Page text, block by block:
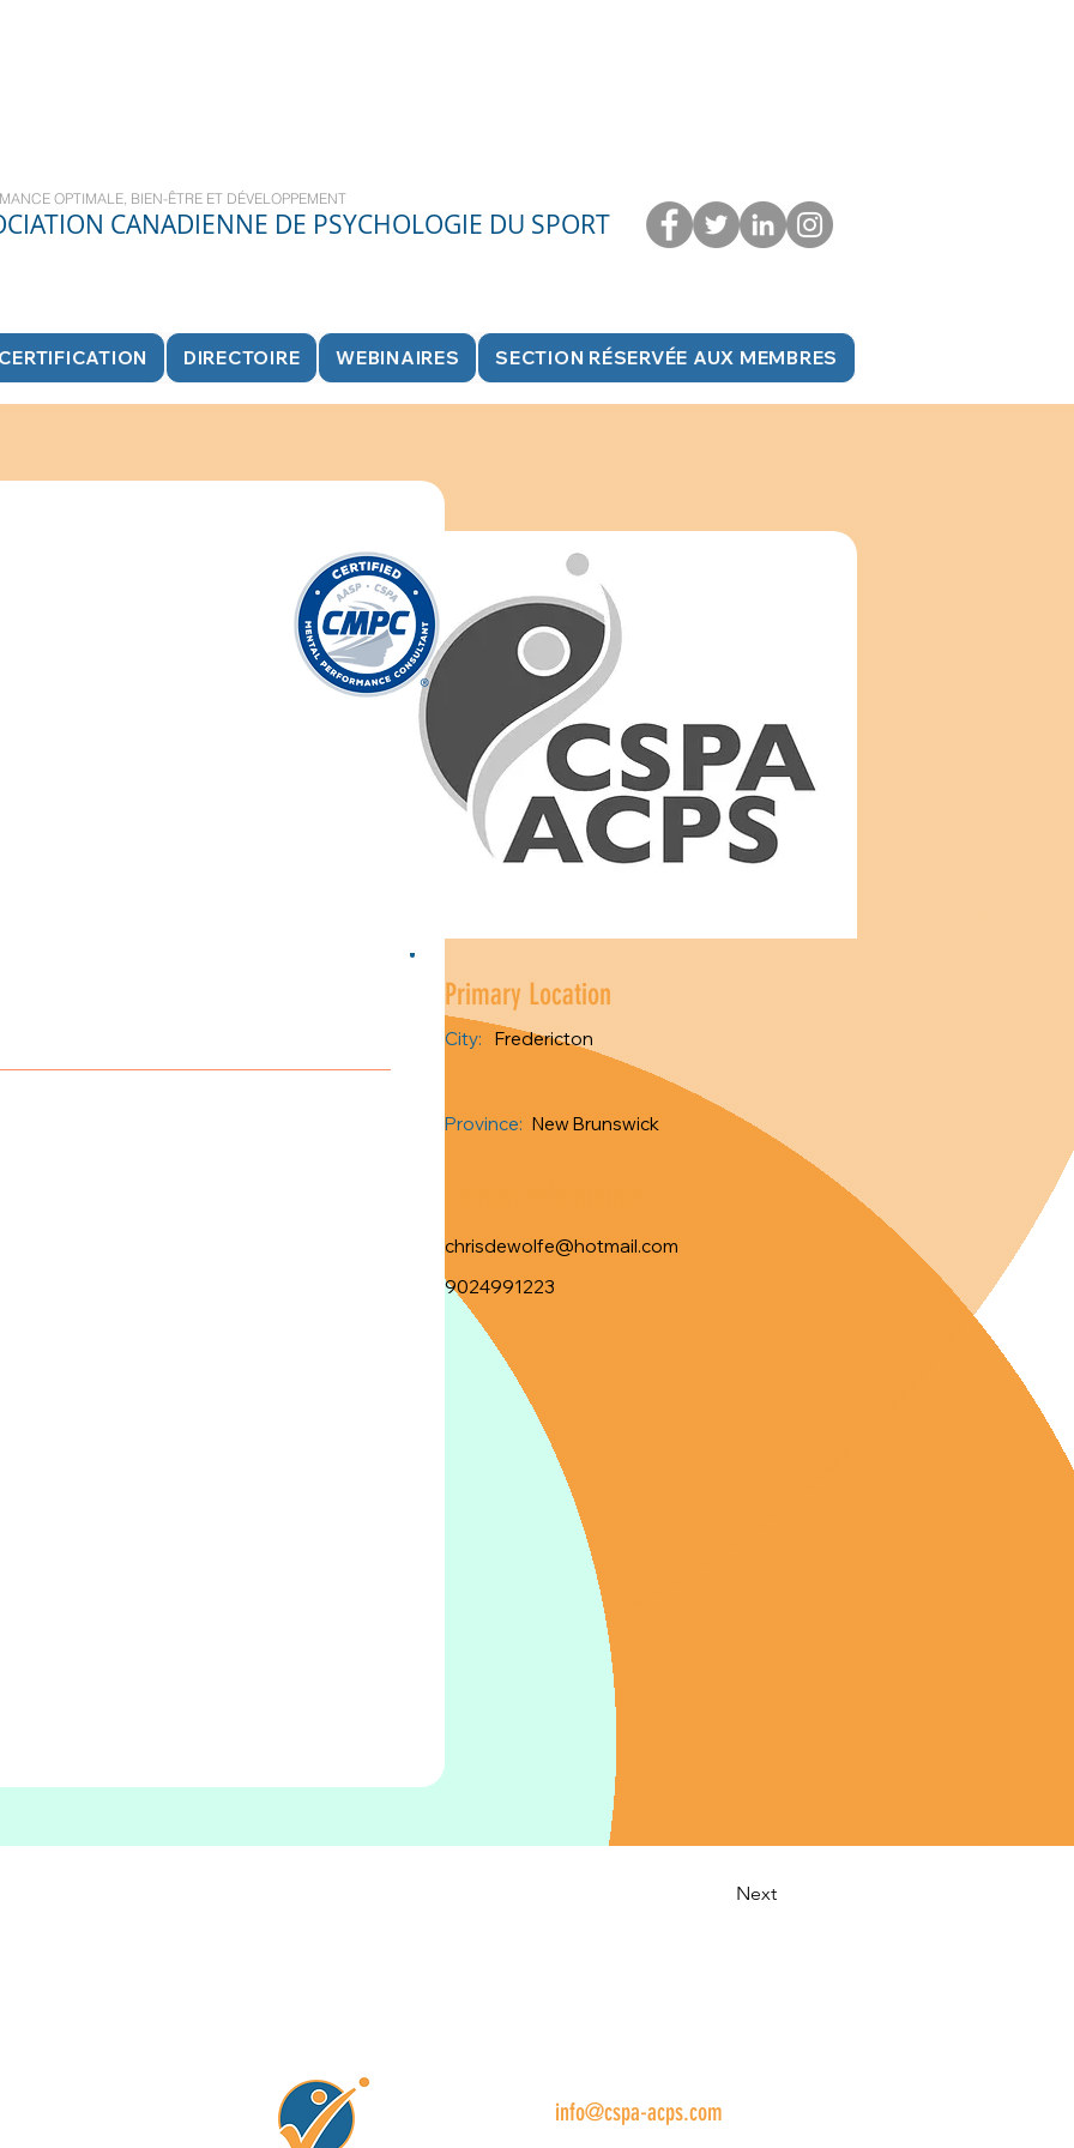
OPTIMALE, BIEN-ÊTRE ET DÉVELOPPEMENT
CANADIENNE DE PSYCHOLOGIE DU SPORT
DIRECTOIRE WEBINAIRES SECTION RÉSERVÉE AUX MEMBRES
Primary Location
City: Fredericton
Province: New Brunswick
chrisdewolfe@hotmail.com
9024991223
Next
info@cspa-acps.com